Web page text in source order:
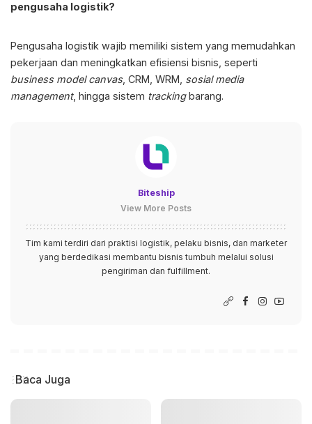
pengusaha logistik?
Pengusaha logistik wajib memiliki sistem yang memudahkan
pekerjaan dan meningkatkan efisiensi bisnis, seperti
business model canvas, CRM, WRM, sosial media
management, hingga sistem trackingbarang.
Biteship
View More Posts
Tim kami terdiri dari praktisi logistik, pelaku bisnis, dan marketer
yang berdedikasi membantu bisnis tumbuh melalui solusi
pengiriman dan fulfillment.
Baca Juga